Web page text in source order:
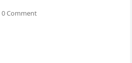
0 Comment